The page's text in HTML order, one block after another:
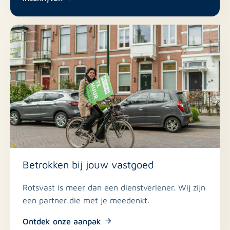
Borgsom: 2x de maandhuur
Wilt u de woning bezichtigen of meer informatie
ontvangen? Neem contact met ons op om een
afspraak in te plannen.
Huisdieren toegestaan Nee
Betrokken bij jouw vastgoed
Rotsvast is meer dan een dienstverlener. Wij zijn
een partner die met je meedenkt.
Ontdek onze aanpak